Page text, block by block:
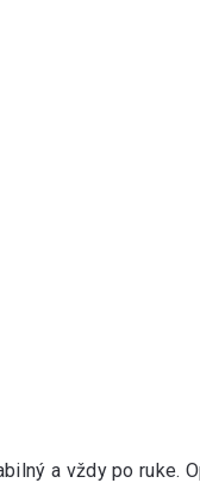
a vždy po ruke.